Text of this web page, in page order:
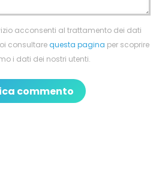
acconsenti al trattamento dei dati
consultarequesta pagina per scoprire
i dati dei nostri utenti.